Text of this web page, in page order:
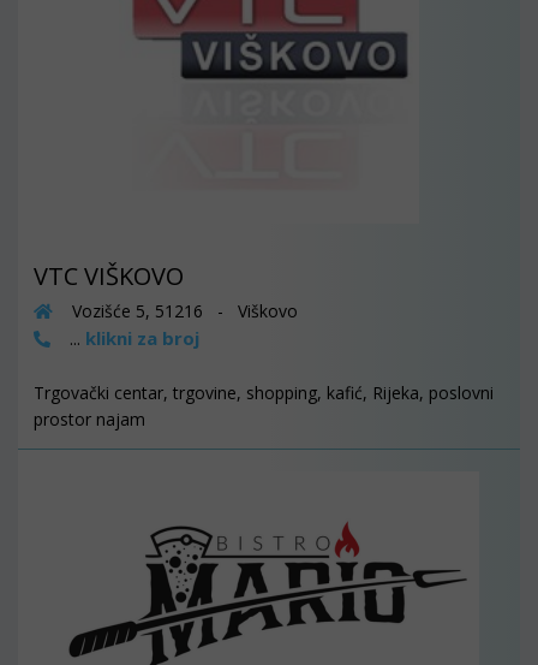
VTC VIŠKOVO
Vozišće 5, 51216 - Viškovo
... klikni za broj
Trgovački centar, trgovine, shopping, kafić, Rijeka, poslovni
prostor najam